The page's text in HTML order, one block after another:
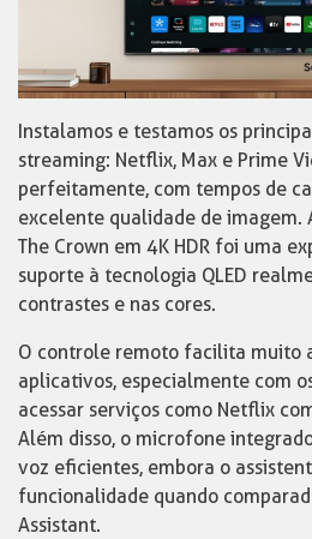
Instalamos e testamos os
streaming: Netflix, Max e Prime
perfeitamente, com tempos de
excelente qualidade de imagem.
The Crown em 4K HDR foi uma
suporte à tecnologia QLED
contrastes e nas cores.
O controle remoto facilita muito
aplicativos, especialmente com
acessar serviços como Netflix
Além disso, o microfone
voz eficientes, embora o
funcionalidade quando
Assistant.